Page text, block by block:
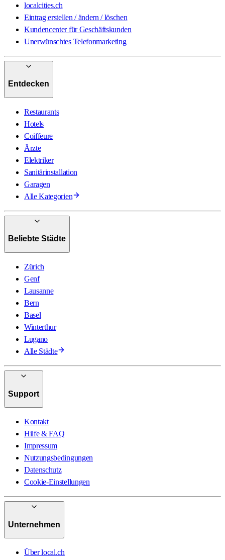
localcities.ch
Eintrag erstellen / ändern / löschen
Kundencenter für Geschäftskunden
Unerwünschtes Telefonmarketing
Entdecken
Restaurants
Hotels
Coiffeure
Ärzte
Elektriker
Sanitärinstallation
Garagen
Alle Kategorien
Beliebte Städte
Zürich
Genf
Lausanne
Bern
Basel
Winterthur
Lugano
Alle Städte
Support
Kontakt
Hilfe & FAQ
Impressum
Nutzungsbedingungen
Datenschutz
Cookie-Einstellungen
Unternehmen
Über local.ch